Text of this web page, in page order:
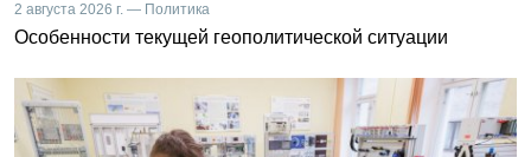
2 августа 2026 г. — Политика
Особенности текущей геополитической ситуации